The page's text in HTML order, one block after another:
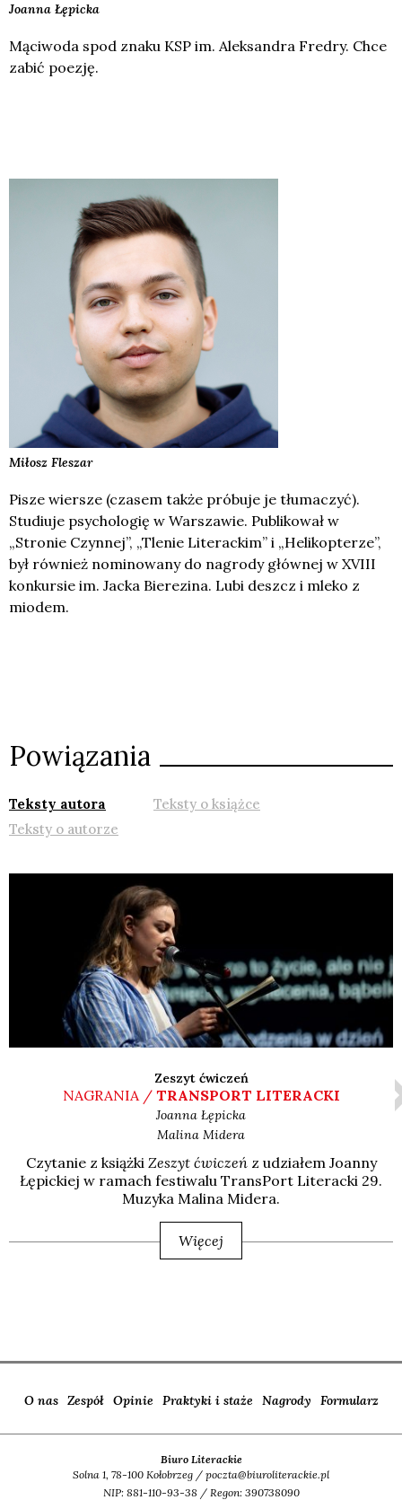
Joanna Łępicka
Mąciwoda spod znaku KSP im. Aleksandra Fredry. Chce
zabić poezję.
Miłosz Fleszar
Pisze wiersze (czasem także próbuje je tłumaczyć).
Studiuje psychologię w Warszawie. Publikował w
„Stronie Czynnej”, „Tlenie Literackim” i „Helikopterze”,
był również nominowany do nagrody głównej w XVIII
konkursie im. Jacka Bierezina. Lubi deszcz i mleko z
miodem.
Powiązania
Teksty autora
Teksty o książce
Teksty o autorze
Zeszyt ćwiczeń
NAGRANIA / TRANSPORT LITERACKI
Joanna Łępicka
Malina Midera
Czy­ta­nie z książ­ki Zeszyt ćwi­czeńz udzia­łem Joan­ny
Łępic­kiej w ramach festi­wa­lu Trans­Port Lite­rac­ki 29.
Muzy­ka Mali­na Mide­ra.
Więcej
O nas Zespół Opinie Praktyki i staże Nagrody Formularz
Biuro Literackie
Solna 1, 78-100 Kołobrzeg / poczta@biuroliterackie.pl
NIP: 881-110-93-38 / Regon: 390738090